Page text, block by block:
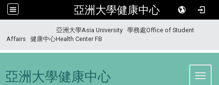
亞洲大學健康中心
亞洲大學Asia University
學務處Office of Student
Affairs
健康中心Health Center FB
亞洲大學健康中心